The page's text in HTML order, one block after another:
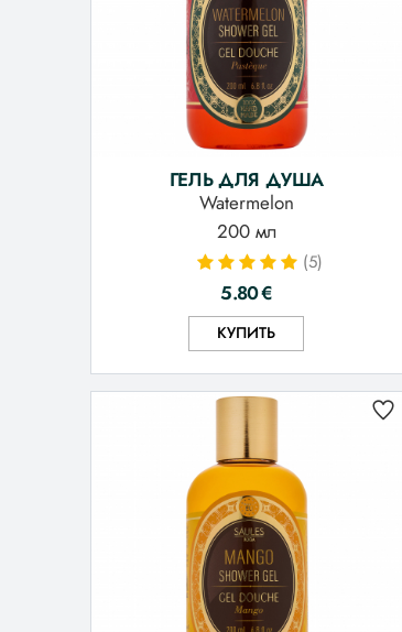
ГЕЛЬ ДЛЯ ДУША
Watermelon
200 мл
(5)
5.80€
КУПИТЬ